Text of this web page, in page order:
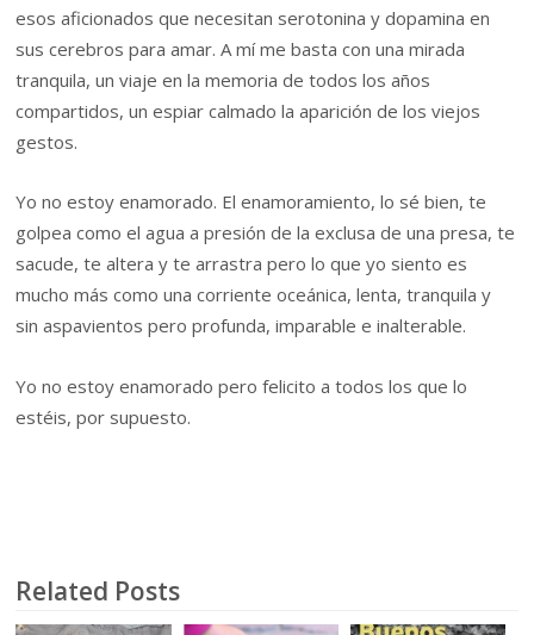
esos aficionados que necesitan serotonina y dopamina en
sus cerebros para amar. A mí me basta con una mirada
tranquila, un viaje en la memoria de todos los años
compartidos, un espiar calmado la aparición de los viejos
gestos.
Yo no estoy enamorado. El enamoramiento, lo sé bien, te
golpea como el agua a presión de la exclusa de una presa, te
sacude, te altera y te arrastra pero lo que yo siento es
mucho más como una corriente oceánica, lenta, tranquila y
sin aspavientos pero profunda, imparable e inalterable.
Yo no estoy enamorado pero felicito a todos los que lo
estéis, por supuesto.
Related Posts